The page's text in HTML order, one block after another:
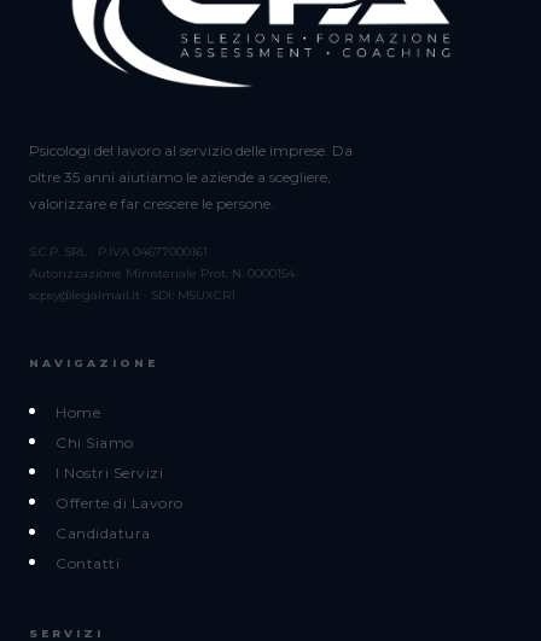
Psicologi del lavoro al servizio delle imprese. Da
oltre 35 anni aiutiamo le aziende a scegliere,
valorizzare e far crescere le persone.
S.C.P. SRL · P.IVA 04677000161
Autorizzazione Ministeriale Prot. N. 0000154
scpsy@legalmail.it · SDI: M5UXCR1
NAVIGAZIONE
Home
Chi Siamo
I Nostri Servizi
Offerte di Lavoro
Candidatura
Contatti
SERVIZI